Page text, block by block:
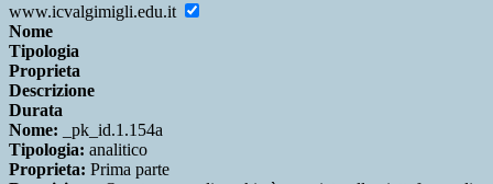
www.icvalgimigli.edu.it
Nome
Tipologia
Proprieta
Descrizione
Durata
Nome: _pk_id.1.154a
Tipologia: analitico
Proprieta: Prima parte